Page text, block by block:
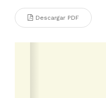
Descargar PDF